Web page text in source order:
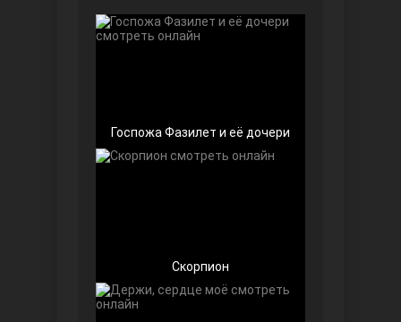
Чёрно-белая любовь
Госпожа Фазилет и её дочери
Скорпион